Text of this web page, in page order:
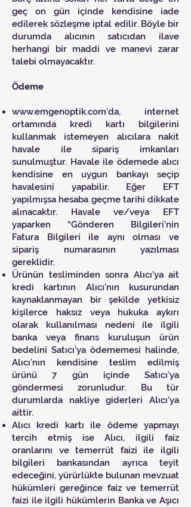
geç on gün içinde kendisine iade
edilerek sözleşme iptal edilir. Böyle bir
durumda alıcının satıcıdan ilave
herhangi bir maddi ve manevi zarar
talebi olmayacaktır.
Ödeme
www.emgenoptik.com’da, internet
ortamında kredi kartı bilgilerini
kullanmak istemeyen alıcılara nakit
havale ile sipariş imkanları
sunulmuştur. Havale ile ödemede alıcı
kendisine en uygun bankayı seçip
havalesini yapabilir. Eğer EFT
yapılmışsa hesaba geçme tarihi dikkate
alınacaktır. Havale ve/veya EFT
yaparken “Gönderen Bilgileri'nin
Fatura Bilgileri ile aynı olması ve
sipariş numarasının yazılması
gereklidir.
Ürünün tesliminden sonra Alıcı’ya ait
kredi kartının Alıcı’nın kusurundan
kaynaklanmayan bir şekilde yetkisiz
kişilerce haksız veya hukuka aykırı
olarak kullanılması nedeni ile ilgili
banka veya finans kuruluşun ürün
bedelini Satıcı’ya ödememesi halinde,
Alıcı’nın kendisine teslim edilmiş
ürünü 7 gün içinde Satıcı’ya
göndermesi zorunludur. Bu tür
durumlarda nakliye giderleri Alıcı’ya
aittir.
Alıcı kredi kartı ile ödeme yapmayı
tercih etmiş ise Alıcı, ilgili faiz
oranlarını ve temerrüt faizi ile ilgili
bilgileri bankasından ayrıca teyit
edeceğini, yürürlükte bulunan mevzuat
hükümleri gereğince faiz ve temerrüt
faizi ile ilgili hükümlerin Banka ve Aşıcı